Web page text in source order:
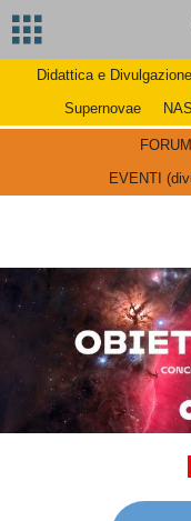
Didattica e Divulgazione
Supernovae
FORUM
EVENTI